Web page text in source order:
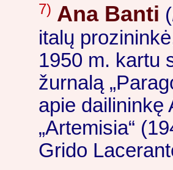
7) Ana Banti (
italų
1950 m. kartu
žurnalą
apie dailininkę
„Artemisia“
Grido